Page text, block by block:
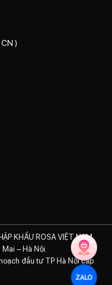
ZALO
)
KHẨU ROSA VIỆT NAM
Mai – Hà Nội.
đầu tư TP Hà Nội cấp